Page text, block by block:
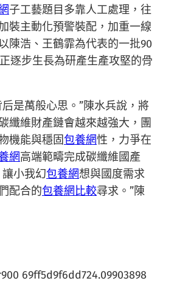
子工藝題目多靠人工處理，往
裝主動化預警裝配，加重一線
陳浩、王鶴霏為代表的一批90
逐步生長為研產生產攻堅的骨
后是萬般心思。”陳水兵說，將
纖維財產鏈會越來越強大，團
機能與穩固包養網性，力爭在
網高端範疇完成碳纖維國產
小我幻包養網想與國度需求
配合的包養網比較尋求。”陳
69ff5d9f6dd724.09903898